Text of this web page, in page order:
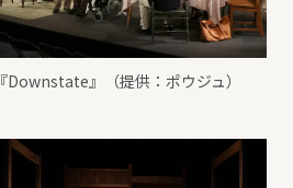
『Downstate』（提供：ポウジュ）